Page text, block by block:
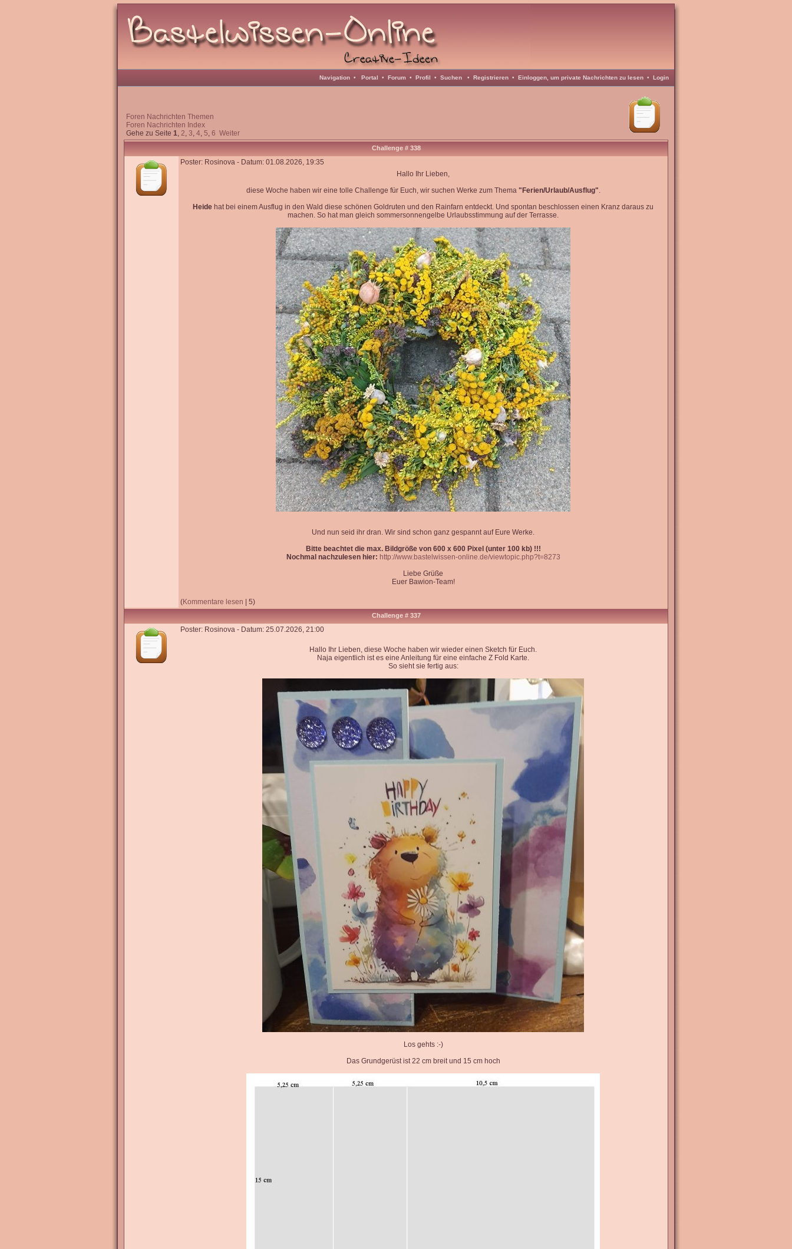
Navigation • Portal • Forum • Profil • Suchen • Registrieren • Einloggen, um private Nachrichten zu lesen • Login
Foren Nachrichten Themen
Foren Nachrichten Index
Gehe zu Seite 1, 2, 3, 4, 5, 6 Weiter
Challenge # 338
Poster: Rosinova - Datum: 01.08.2026, 19:35
Hallo Ihr Lieben,
diese Woche haben wir eine tolle Challenge für Euch, wir suchen Werke zum Thema "Ferien/Urlaub/Ausflug".
Heide hat bei einem Ausflug in den Wald diese schönen Goldruten und den Rainfarn entdeckt. Und spontan beschlossen einen Kranz daraus zu
machen. So hat man gleich sommersonnengelbe Urlaubsstimmung auf der Terrasse.
Und nun seid ihr dran. Wir sind schon ganz gespannt auf Eure Werke.
Bitte beachtet die max. Bildgröße von 600 x 600 Pixel (unter 100 kb) !!!
Nochmal nachzulesen hier: http://www.bastelwissen-online.de/viewtopic.php?t=8273
Liebe Grüße
Euer Bawion-Team!
(Kommentare lesen | 5)
Challenge # 337
Poster: Rosinova - Datum: 25.07.2026, 21:00
Hallo Ihr Lieben, diese Woche haben wir wieder einen Sketch für Euch.
Naja eigentlich ist es eine Anleitung für eine einfache Z Fold Karte.
So sieht sie fertig aus:
Los gehts :-)
Das Grundgerüst ist 22 cm breit und 15 cm hoch